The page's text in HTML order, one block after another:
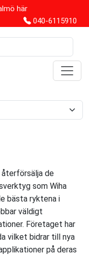
här
040-6115910
återförsälja de
som Wiha
bästa ryktena i
väldigt
Företaget har
vilket bidrar till nya
på deras